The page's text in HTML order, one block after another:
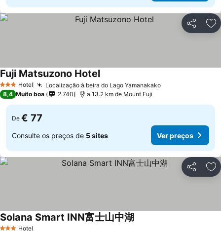
Partilhar
3 EstrelasHotel Localização à beira do Lago YamanakakoVer preços
Fuji Matsuzono HotelVer preços
8,4 Muito boa 2.740 a 13.2 km de Mount Fuji
De € 77
Consulte os preços de 5 sites Ver preços
Partilhar
Hotel
Solana Smart INN富士山中湖Ver preços